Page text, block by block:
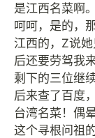
是江西名菜啊。
呵呵，是的，
江西的，Z说
后还要劳驾我
剩下的三位继
后来查了百度
台湾名菜！偶晕
这个寻根问祖